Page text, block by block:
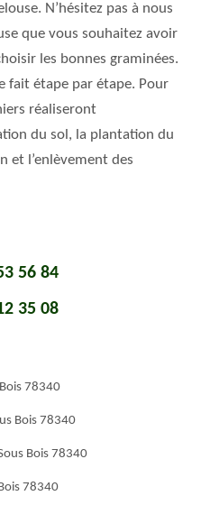
N’hésitez pas à nous
que vous souhaitez avoir
les bonnes graminées.
fait étape par étape. Pour
réaliseront
du sol, la plantation du
et l’enlèvement des
56 84
35 08
Bois 78340
Bois 78340
Bois 78340
78340